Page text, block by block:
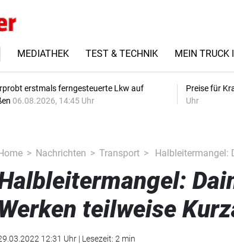
MEDIATHEK TEST & TECHNIK MEIN TRUCK
erstmals ferngesteuerte Lkw auf
06.08.2026, 14:45 Uhr
Preise für
Uhr
Nachrichten Transport Halbleitermangel:
Werken teilweise
12:31 Uhr | Lesezeit: 2 min